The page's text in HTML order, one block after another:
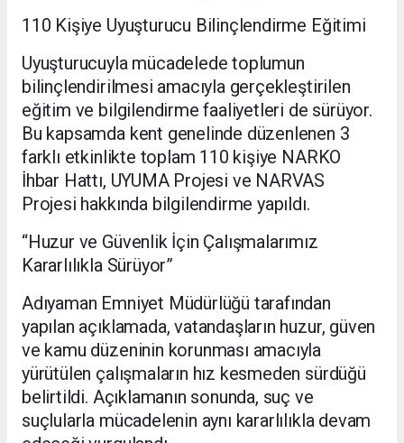
110 Kişiye Uyuşturucu Bilinçlendirme Eğitimi
Uyuşturucuyla mücadelede toplumun
bilinçlendirilmesi amacıyla gerçekleştirilen
eğitim ve bilgilendirme faaliyetleri de sürüyor.
Bu kapsamda kent genelinde düzenlenen 3
farklı etkinlikte toplam 110 kişiye NARKO
İhbar Hattı, UYUMA Projesi ve NARVAS
Projesi hakkında bilgilendirme yapıldı.
“Huzur ve Güvenlik İçin Çalışmalarımız
Kararlılıkla Sürüyor”
Adıyaman Emniyet Müdürlüğü tarafından
yapılan açıklamada, vatandaşların huzur, güven
ve kamu düzeninin korunması amacıyla
yürütülen çalışmaların hız kesmeden sürdüğü
belirtildi. Açıklamanın sonunda, suç ve
suçlularla mücadelenin aynı kararlılıkla devam